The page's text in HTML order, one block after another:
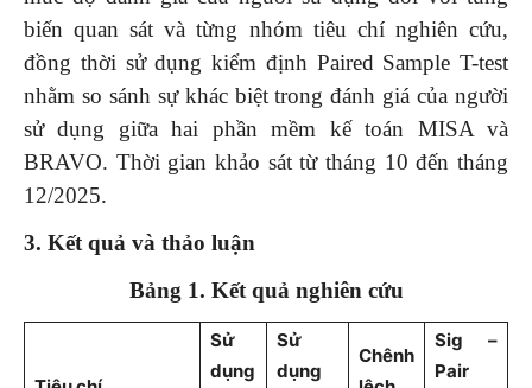
biến quan sát và từng nhóm tiêu chí nghiên cứu,
đồng thời sử dụng kiểm định Paired Sample T-test
nhằm so sánh sự khác biệt trong đánh giá của người
sử dụng giữa hai phần mềm kế toán MISA và
BRAVO. Thời gian khảo sát từ tháng 10 đến tháng
12/2025.
3. Kết quả và thảo luận
Bảng 1. Kết quả nghiên cứu
Sử
dụng
Sử
dụng
Chênh
Sig –
Pair